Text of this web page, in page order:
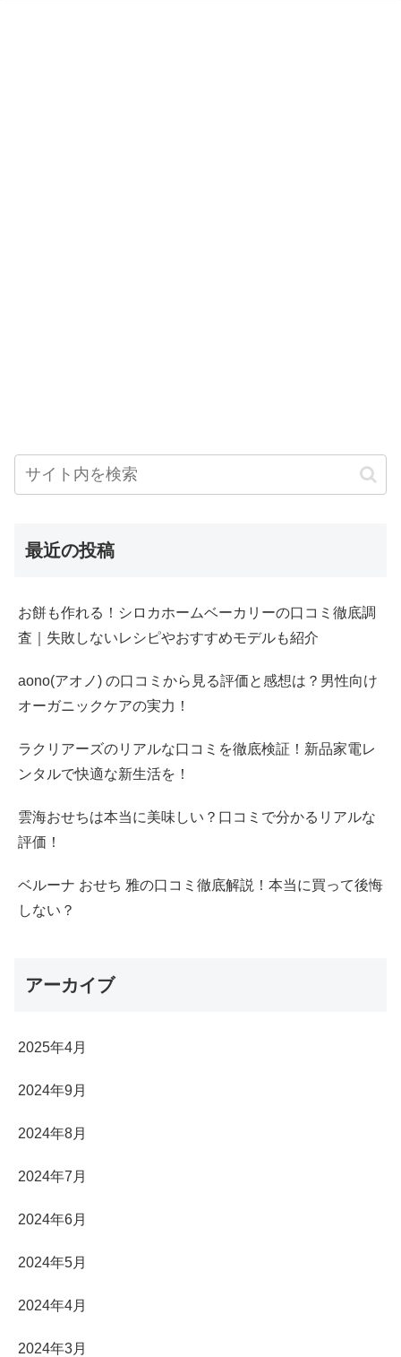
最近の投稿
お餅も作れる！シロカホームベーカリーの口コミ徹底調
査｜失敗しないレシピやおすすめモデルも紹介
aono(アオノ) の口コミから見る評価と感想は？男性向け
オーガニックケアの実力！
ラクリアーズのリアルな口コミを徹底検証！新品家電レ
ンタルで快適な新生活を！
雲海おせちは本当に美味しい？口コミで分かるリアルな
評価！
ベルーナ おせち 雅の口コミ徹底解説！本当に買って後悔
しない？
アーカイブ
2025年4月
2024年9月
2024年8月
2024年7月
2024年6月
2024年5月
2024年4月
2024年3月